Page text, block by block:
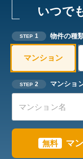
いつで
STEP 1 物件の種
マンション
STEP 2 マンショ
無料 マ